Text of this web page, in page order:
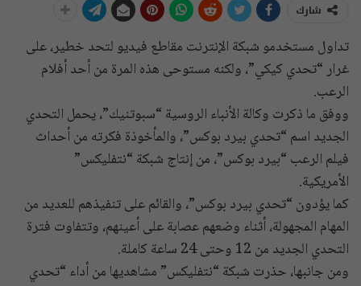
شارك
تداول مستخدمو شبكة الإنترنت مقاطع فيديو لتحد خطير، على
غرار “تحدي كيكي”، ولكنه مستوحى هذه المرة من أحد أفلام
الرعب.
ووفق ما ذكرت وكالة الأنباء الروسية “سبوتنيك”، يحمل التحدي
الجديد اسم “تحدي بيرد بوكس”، والمأخوذة فكرته من أحداث
فيلم الرعب “بيرد بوكس”، من إنتاج شبكة “نتفليكس”
الأمريكية.
كما يؤدون “تحدي بيرد بوكس”، والقائم على تنفيذهم للعديد من
المهام المجهولة، أثناء وضعهم عصابة على أعينهم، وتتفاوت فترة
التحدي الجديد من 12 وحتى 24 ساعة كاملة.
ومن جانبها، حذرت شبكة “نتفليكس” مشاهديها من أداء “تحدي